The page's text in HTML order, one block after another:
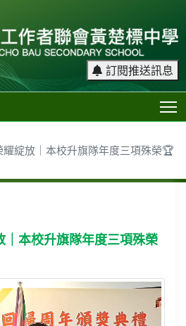
訂閱推送訊息
耀綻放｜本校升旗隊年度三項殊榮🏆
｜本校升旗隊年度三項殊榮